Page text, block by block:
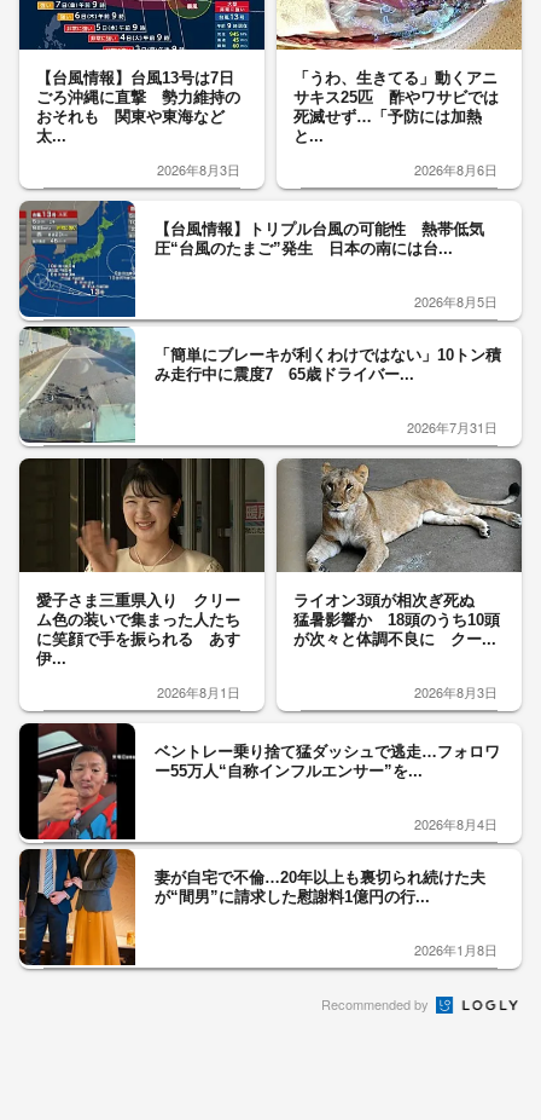
【台風情報】台風13号は7日
ごろ沖縄に直撃 勢力維持の
おそれも 関東や東海など
太...
2026年8月3日
「うわ、生きてる」動くアニ
サキス25匹 酢やワサビでは
死滅せず…「予防には加熱
と...
2026年8月6日
【台風情報】トリプル台風の可能性 熱帯低気
圧“台風のたまご”発生 日本の南には台...
2026年8月5日
「簡単にブレーキが利くわけではない」10トン積
み走行中に震度7 65歳ドライバー...
2026年7月31日
愛子さま三重県入り クリー
ム色の装いで集まった人たち
に笑顔で手を振られる あす
伊...
2026年8月1日
ライオン3頭が相次ぎ死ぬ
猛暑影響か 18頭のうち10頭
が次々と体調不良に クー...
2026年8月3日
ベントレー乗り捨て猛ダッシュで逃走…フォロワ
ー55万人“自称インフルエンサー”を...
2026年8月4日
妻が自宅で不倫…20年以上も裏切られ続けた夫
が“間男”に請求した慰謝料1億円の行...
2026年1月8日
Recommended by